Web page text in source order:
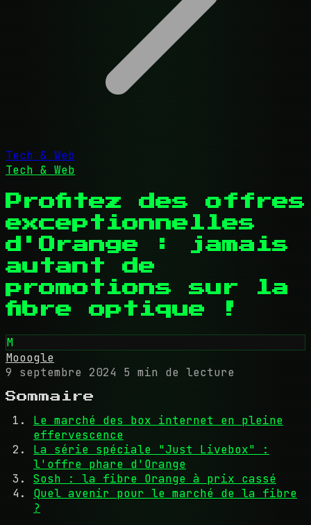
Tech & Web
Tech & Web
Profitez des offres
exceptionnelles
d'Orange : jamais
autant de
promotions sur la
fibre optique !
M
Mooogle
9 septembre 2024 5 min de lecture
Sommaire
Le marché des box internet en pleine
effervescence
La série spéciale "Just Livebox" :
l'offre phare d'Orange
Sosh : la fibre Orange à prix cassé
Quel avenir pour le marché de la fibre
?